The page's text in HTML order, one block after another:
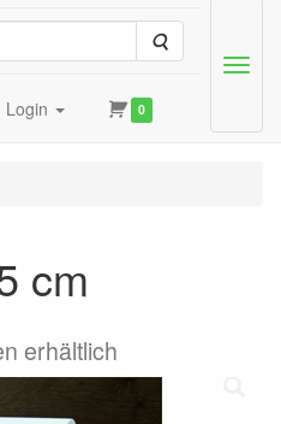
Suche
Login 0
Menu
cm
erhältlich